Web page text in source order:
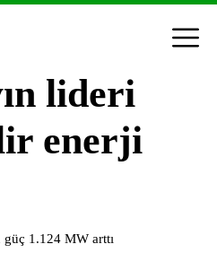
lideri
enerji
1.124 MW arttı